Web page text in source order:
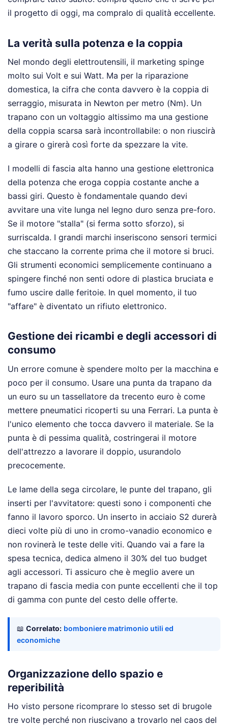
il progetto di oggi, ma compralo di qualità eccellente.
La verità sulla potenza e la coppia
Nel mondo degli elettroutensili, il marketing spinge
molto sui Volt e sui Watt. Ma per la riparazione
domestica, la cifra che conta davvero è la coppia di
serraggio, misurata in Newton per metro (Nm). Un
trapano con un voltaggio altissimo ma una gestione
della coppia scarsa sarà incontrollabile: o non riuscirà
a girare o girerà così forte da spezzare la vite.
I modelli di fascia alta hanno una gestione elettronica
della potenza che eroga coppia costante anche a
bassi giri. Questo è fondamentale quando devi
avvitare una vite lunga nel legno duro senza pre-foro.
Se il motore "stalla" (si ferma sotto sforzo), si
surriscalda. I grandi marchi inseriscono sensori termici
che staccano la corrente prima che il motore si bruci.
Gli strumenti economici semplicemente continuano a
spingere finché non senti odore di plastica bruciata e
fumo uscire dalle feritoie. In quel momento, il tuo
"affare" è diventato un rifiuto elettronico.
Gestione dei ricambi e degli accessori di
consumo
Un errore comune è spendere molto per la macchina e
poco per il consumo. Usare una punta da trapano da
un euro su un tassellatore da trecento euro è come
mettere pneumatici ricoperti su una Ferrari. La punta è
l'unico elemento che tocca davvero il materiale. Se la
punta è di pessima qualità, costringerai il motore
dell'attrezzo a lavorare il doppio, usurandolo
precocemente.
Le lame della sega circolare, le punte del trapano, gli
inserti per l'avvitatore: questi sono i componenti che
fanno il lavoro sporco. Un inserto in acciaio S2 durerà
dieci volte più di uno in cromo-vanadio economico e
non rovinerà le teste delle viti. Quando vai a fare la
spesa tecnica, dedica almeno il 30% del tuo budget
agli accessori. Ti assicuro che è meglio avere un
trapano di fascia media con punte eccellenti che il top
di gamma con punte del cesto delle offerte.
📖 Correlato: bomboniere matrimonio utili ed
economiche
Organizzazione dello spazio e
reperibilità
Ho visto persone ricomprare lo stesso set di brugole
tre volte perché non riuscivano a trovarlo nel caos del